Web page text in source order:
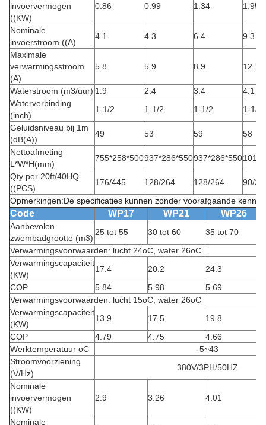
invoervermogen
((KW)
0.86 0.99 1.34 1.95
Nominale
invoerstroom ((A)
4.1 4.3 6.4
9.3
Maximale
verwarmingsstroom
(A)
5.8 5.9 8.9 12.7
Waterstroom (m3/uur) 1.9 2.4 3.4
4.1
Waterverbinding
(inch)
1-1/2 1-1/2 1-1/2
1-1/2
Geluidsniveau bij 1m
(dB(A))
49 53 59
58
Nettoafmeting
L*W*H(mm)
755*258*500937*286*550937*286*550
Qty per 20ft/40HQ
((PCS)
176/445 128/264 128/264
90/
Opmerkingen:De specificaties kunnen zonder voorafgaande
Code WP17 WP21 WP26
Aanbevolen
zwembadgrootte (m3)
25 tot 55 30 tot 60 35 tot 70
Verwarmingsvoorwaarden: lucht 24oC, water 26oC
Verwarmingscapaciteit
(KW)
17.4 20.2 24.3
COP
5.84 5.98 5.69
Verwarmingsvoorwaarden: lucht 15oC, water 26oC
Verwarmingscapaciteit
(KW)
13.9 17.5 19.8
COP
4.79 4.75 4.66
Werktemperatuur oC
-5~43
Stroomvoorziening
(V/Hz)
380V/3PH/50HZ
Nominale
invoervermogen
((KW)
2.9 3.26 4.01
Nominale